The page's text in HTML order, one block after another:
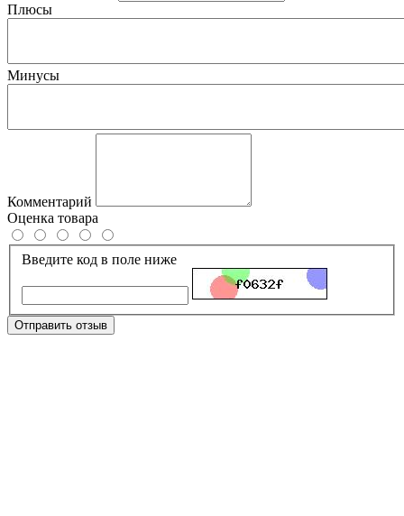
Плюсы
Минусы
Комментарий
Оценка товара
Введите код в поле ниже
Отправить отзыв